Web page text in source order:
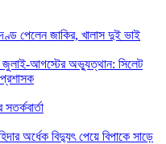
পেলেন জাকির, খালাস দুই ভাই
জুলাই-আগস্টের অভ্যুত্থান: সিলেট
অর্ধেক বিদ্যুৎ পেয়ে বিপাকে সাড়ে